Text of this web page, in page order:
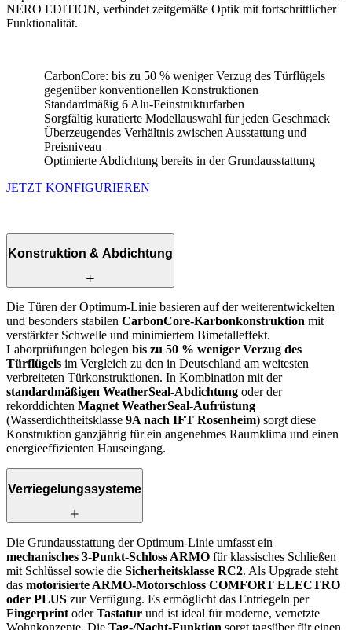
NERO EDITION, verbindet zeitgemäße Optik mit fortschrittlicher
Funktionalität.
CarbonCore: bis zu 50 % weniger Verzug des Türflügels
gegenüber konventionellen Konstruktionen
Standardmäßig 6 Alu-Feinstrukturfarben
Sorgfältig kuratierte Modellauswahl für jeden Geschmack
Überzeugendes Verhältnis zwischen Ausstattung und
Preisniveau
Optimierte Abdichtung bereits in der Grundausstattung
JETZT KONFIGURIEREN
Konstruktion & Abdichtung
Die Türen der Optimum-Linie basieren auf der weiterentwickelten
und besonders stabilen CarbonCore-Karbonkonstruktion mit
verstärkter Schwelle und minimiertem Bimetalleffekt.
Laborprüfungen belegen bis zu 50 % weniger Verzug des
Türflügels im Vergleich zu den in Deutschland am weitesten
verbreiteten Türkonstruktionen. In Kombination mit der
standardmäßigen WeatherSeal-Abdichtung oder der
rekorddichten Magnet WeatherSeal-Aufrüstung
(Wasserdichtheitsklasse 9A nach IFT Rosenheim) sorgt diese
Konstruktion ganzjährig für ein angenehmes Raumklima und einen
energieeffizienten Hauseingang.
Verriegelungssysteme
Die Grundausstattung der Optimum-Linie umfasst ein
mechanisches 3-Punkt-Schloss ARMO für klassisches Schließen
mit Schlüssel sowie die Sicherheitsklasse RC2. Als Upgrade steht
das motorisierte ARMO-Motorschloss COMFORT ELECTRO
oder PLUS zur Verfügung. Es ermöglicht das Entriegeln per
Fingerprint oderTastatur und ist ideal für moderne, vernetzte
Wohnkonzepte. Die Tag-/Nacht-Funktion sorgt tagsüber für einen